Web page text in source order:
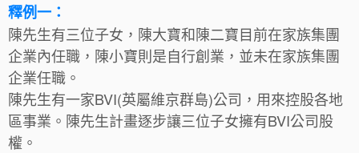
釋例一：
陳先生有三位子女，陳大寶和陳二寶目前在家族集團
企業內任職，陳小寶則是自行創業，並未在家族集團
企業任職。
陳先生有一家BVI(英屬維京群島)公司，用來控股各地
區事業。陳先生計畫逐步讓三位子女擁有BVI公司股
權。